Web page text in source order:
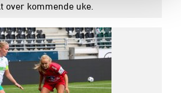
over kommende uke.